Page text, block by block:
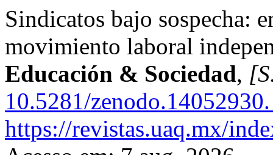
Sindicatos bajo sospecha:
movimiento laboral
Educación & Sociedad,
10.5281/zenodo.14052930.
https://revistas.uaq.mx/